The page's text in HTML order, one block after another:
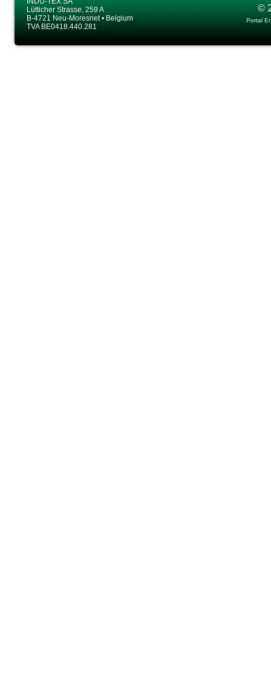
Lütticher Strasse, 259 A
B-4721 Neu-Moresnet • Belgium
TVA BE0418.440.281
©
Portal